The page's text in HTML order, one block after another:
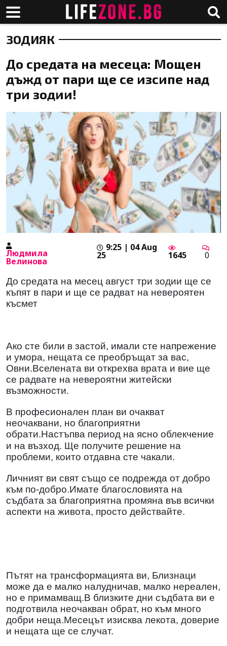
ЗОДИЯК
До средата на месеца: Мощен
дъжд от пари ще се изсипе над
три зодии!
Людмила
Велинова
9:25 | 04 Aug
25 1645 0
До средата на месец август три зодии ще се
къпят в пари и ще се радват на невероятен
късмет
Ако сте били в застой, имали сте напрежение
и умора, нещата се преобръщат за вас,
Овни.Вселената ви открехва врата и вие ще
се радвате на невероятни житейски
възможности.
В професионален план ви очакват
неочаквани, но благоприятни
обрати.Настъпва период на ясно облекчение
и на възход. Ще получите решение на
проблеми, които отдавна сте чакали.
Личният ви свят също се подрежда от добро
към по-добро.Имате благословията на
съдбата за благоприятна промяна във всички
аспекти на живота, просто действайте.
Пътят на трансформацията ви, Близнаци
може да е малко налудничав, малко нереален,
но е примамващ.В близките дни съдбата ви е
подготвила неочакван обрат, но към много
добри неща.Месецът изисква лекота, доверие
и нещата ще се случат.